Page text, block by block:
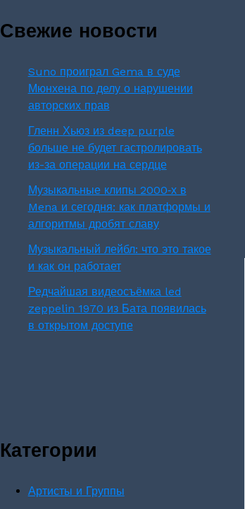
Свежие новости
Suno проиграл Gema в суде
Мюнхена по делу о нарушении
авторских прав
Гленн Хьюз из deep purple
больше не будет гастролировать
из-за операции на сердце
Музыкальные клипы 2000‑х в
Mena и сегодня: как платформы и
алгоритмы дробят славу
Музыкальный лейбл: что это такое
и как он работает
Редчайшая видеосъёмка led
zeppelin 1970 из Бата появилась
в открытом доступе
Категории
Артисты и Группы